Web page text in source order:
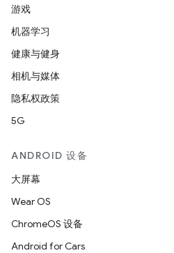
游戏
机器学习
健康与健身
相机与媒体
隐私权政策
5G
ANDROID 设备
大屏幕
Wear OS
ChromeOS 设备
Android for Cars